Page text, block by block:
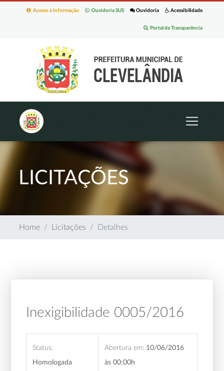
Acessibilidade
Ouvidoria
Ouvidoria SUS
Acesso à Informação
Portal da Transparência
LICITAÇÕES
Home Licitações Detalhes
Inexigibilidade 0005/2016
Status:
Homologada
Abertura em: 10/06/2016
às 00:00h